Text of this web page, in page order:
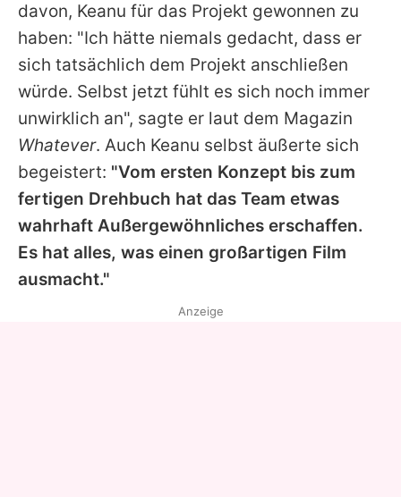
davon, Keanu für das Projekt gewonnen zu
haben: "Ich hätte niemals gedacht, dass er
sich tatsächlich dem Projekt anschließen
würde. Selbst jetzt fühlt es sich noch immer
unwirklich an", sagte er laut dem Magazin
Whatever. Auch Keanu selbst äußerte sich
begeistert: "Vom ersten Konzept bis zum
fertigen Drehbuch hat das Team etwas
wahrhaft Außergewöhnliches erschaffen.
Es hat alles, was einen großartigen Film
ausmacht."
Anzeige